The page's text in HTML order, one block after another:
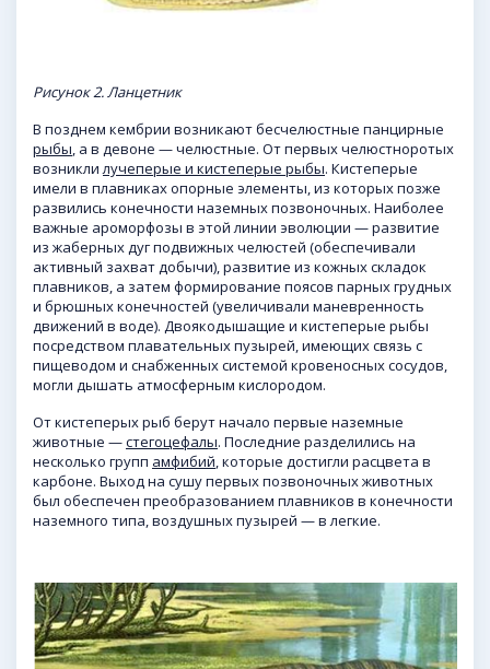
Рисунок 2. Ланцетник
В позднем кембрии возникают бесчелюстные панцирные
рыбы, а в девоне — челюстные. От первых челюстноротых
возниклилучеперые и кистеперые рыбы. Кистеперые
имели в плавниках опорные элементы, из которых позже
развились конечности наземных позвоночных. Наиболее
важные ароморфозы в этой линии эволюции — развитие
из жаберных дуг подвижных челюстей (обеспечивали
активный захват добычи), развитие из кожных складок
плавников, а затем формирование поясов парных грудных
и брюшных конечностей (увеличивали маневренность
движений в воде). Двоякодышащие и кистеперые рыбы
посредством плавательных пузырей, имеющих связь с
пищеводом и снабженных системой кровеносных сосудов,
могли дышать атмосферным кислородом.
От кистеперых рыб берут начало первые наземные
животные —стегоцефалы. Последние разделились на
несколько групп амфибий, которые достигли расцвета в
карбоне. Выход на сушу первых позвоночных животных
был обеспечен преобразованием плавников в конечности
наземного типа, воздушных пузырей — в легкие.